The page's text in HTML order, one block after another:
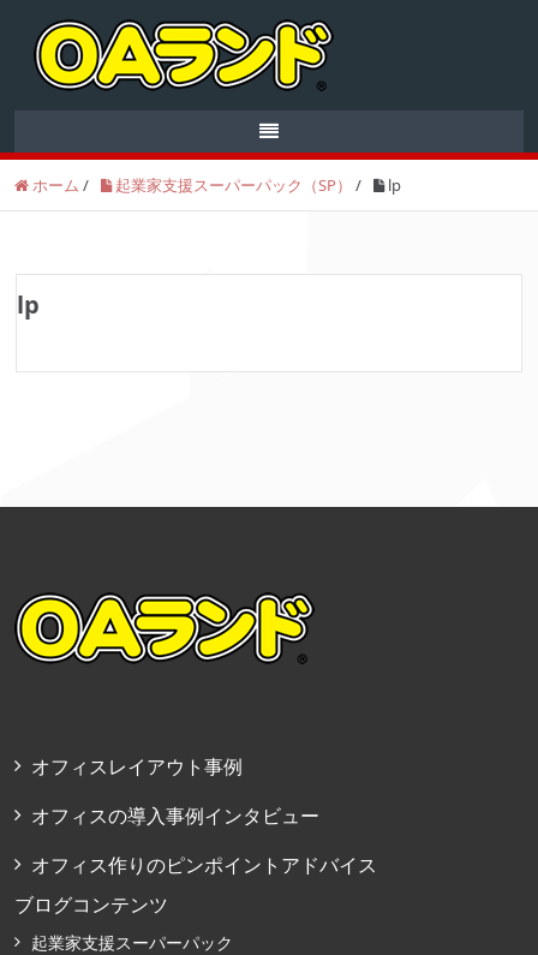
ホーム / 起業家支援スーパーパック（SP） / lp
lp
オフィスレイアウト事例
オフィスの導入事例インタビュー
オフィス作りのピンポイントアドバイス
ブログコンテンツ
起業家支援スーパーパック